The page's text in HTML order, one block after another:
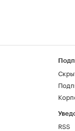
RSS